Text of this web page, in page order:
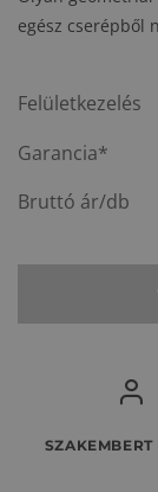
egész cserépből
Felületkezelés
Garancia*
Bruttó ár/db
SZAKEMBERT